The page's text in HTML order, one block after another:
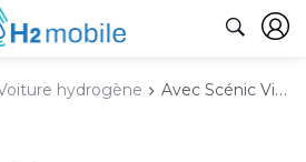
hydrogène Avec Scénic Vision, Renault explore le futur de l'hydrogène